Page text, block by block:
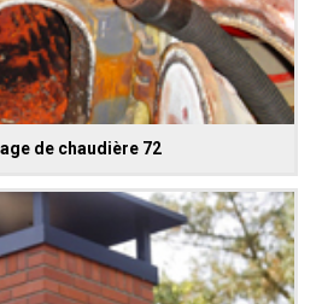
de chaudière 72